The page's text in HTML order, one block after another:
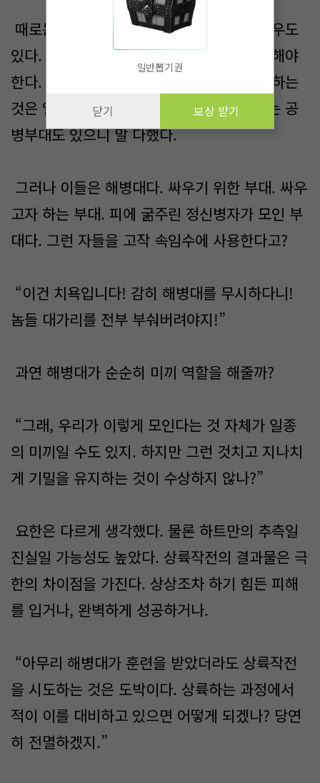
때로는 이 규모 자체가 일종의 속임수인 경우도
있다. 전쟁은 이기기 위해서 모든 것을 동원해야
한다. 필요하다면 건물 몇 개나 시설을 건설하는
것은 일도 아니다. 전문적으로 이를 담당하는 공
병부대도 있으니 말 다했다.
그러나 이들은 해병대다. 싸우기 위한 부대. 싸우
고자 하는 부대. 피에 굶주린 정신병자가 모인 부
대다. 그런 자들을 고작 속임수에 사용한다고?
“이건 치욕입니다! 감히 해병대를 무시하다니!
놈들 대가리를 전부 부숴버려야지!”
과연 해병대가 순순히 미끼 역할을 해줄까?
“그래, 우리가 이렇게 모인다는 것 자체가 일종
의 미끼일 수도 있지. 하지만 그런 것치고 지나치
게 기밀을 유지하는 것이 수상하지 않나?”
요한은 다르게 생각했다. 물론 하트만의 추측일
진실일 가능성도 높았다. 상륙작전의 결과물은 극
한의 차이점을 가진다. 상상조차 하기 힘든 피해
를 입거나, 완벽하게 성공하거나.
“아무리 해병대가 훈련을 받았더라도 상륙작전
을 시도하는 것은 도박이다. 상륙하는 과정에서
적이 이를 대비하고 있으면 어떻게 되겠나? 당연
히 전멸하겠지.”
일반뽑기권
닫기 보상 받기